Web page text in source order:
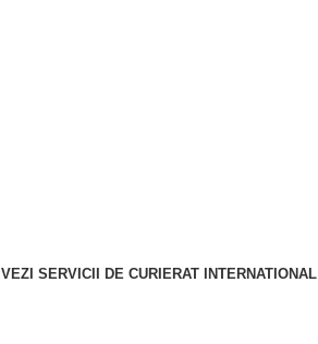
VEZI SERVICII DE CURIERAT INTERNATIONAL